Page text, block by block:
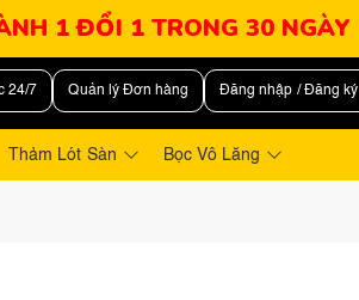
1 ĐỔI 1 TRONG 30 NGÀY
24/7 Quản lý Đơn hàng Đăng nhập / Đăng ký
Thảm Lót Sàn Bọc Vô Lăng